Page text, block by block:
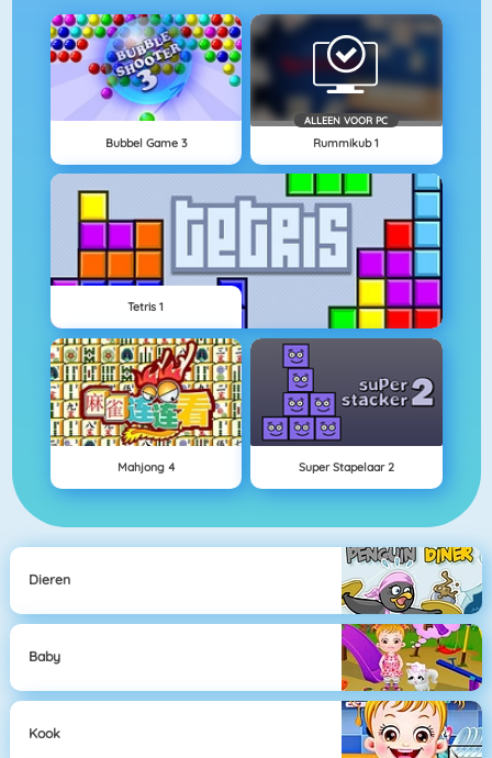
Bubbel Game 3
ALLEEN VOOR PC
Rummikub 1
Tetris 1
Mahjong 4 Super Stapelaar 2
Dieren
Baby
Kook